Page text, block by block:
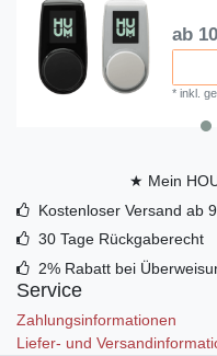
ab
*inkl.
★ Mein
Kostenloser Versand ab
30 Tage Rückgaberecht
2% Rabatt bei
Service
Zahlungsinformationen
Liefer- und